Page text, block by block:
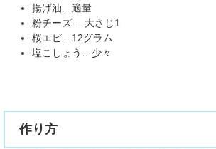
揚げ油…適量
粉チーズ… 大さじ1
桜エビ…12グラム
塩こしょう…少々​
作り方